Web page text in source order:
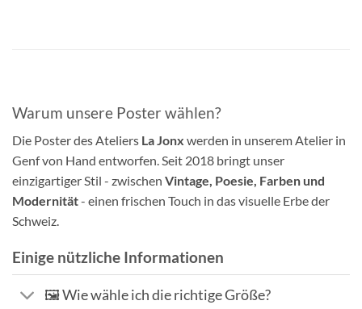
Warum unsere Poster wählen?
Die Poster des Ateliers La Jonx werden in unserem Atelier in
Genf von Hand entworfen. Seit 2018 bringt unser
einzigartiger Stil - zwischen Vintage, Poesie, Farben und
Modernität- einen frischen Touch in das visuelle Erbe der
Schweiz.
Einige nützliche Informationen
🖼️ Wie wähle ich die richtige Größe?